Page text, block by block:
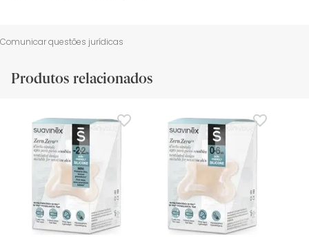
Comunicar questões jurídicas
Produtos relacionados